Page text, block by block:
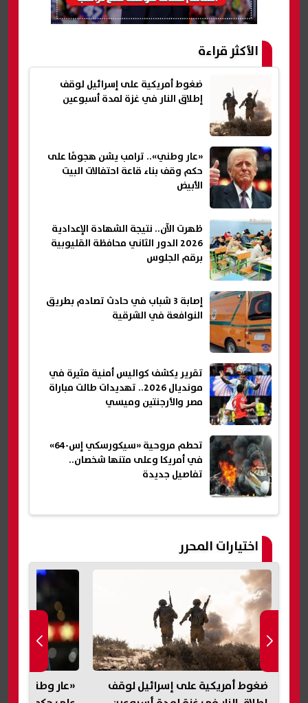
الأكثر قراءة
ضغوط أمريكية على إسرائيل لوقف
إطلاق النار في غزة لمدة أسبوعين
«عار وطني».. ترامب يشن هجومًا على
حكم وقف بناء قاعة احتفالات البيت
الأبيض
ظهرت الآن.. نتيجة الشهادة الإعدادية
2026 الدور الثاني محافظة القليوبية
برقم الجلوس
إصابة 3 شباب في حادث تصادم بطريق
النوافعة في الشرقية
تقرير يكشف كواليس أمنية مثيرة في
مونديال 2026.. تهديدات طالت مباراة
مصر والأرجنتين وميسي
تحطم مروحية «سيكورسكي إس-64»
في أمريكا وعلى متنها شخصان..
تفاصيل جديدة
اختيارات المحرر
«عار وطني».. ترامب يشن هجومًا
تحطم مروحية